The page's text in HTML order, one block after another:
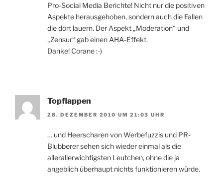
Pro-Social Media Berichte! Nicht nur die positiven
Aspekte herausgehoben, sondern auch die Fallen
die dort lauern. Der Aspekt „Moderation“ und
„Zensur“ gab einen AHA-Effekt.
Danke! Corane :-)
Topflappen
28. DEZEMBER 2010 UM 21:03 UHR
… und Heerscharen von Werbefuzzis und PR-
Blubberer sehen sich wieder einmal als die
allerallerwichtigsten Leutchen, ohne die ja
angeblich überhaupt nichts funktionieren würde.